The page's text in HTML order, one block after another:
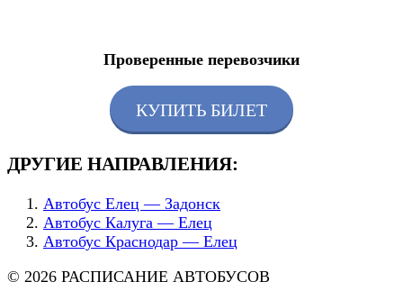
Проверенные перевозчики
КУПИТЬ БИЛЕТ
ДРУГИЕ НАПРАВЛЕНИЯ:
Автобус Елец — Задонск
Автобус Калуга — Елец
Автобус Краснодар — Елец
© 2026 РАСПИСАНИЕ АВТОБУСОВ